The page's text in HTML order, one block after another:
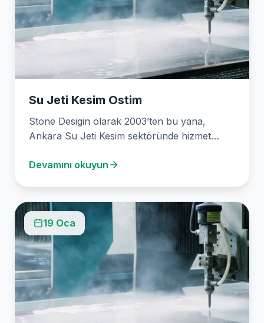
Su Jeti Kesim Ostim
Stone Desigin olarak 2003’ten bu yana,
Ankara Su Jeti Kesim sektöründe hizmet
Devamını okuyun
19 Oca